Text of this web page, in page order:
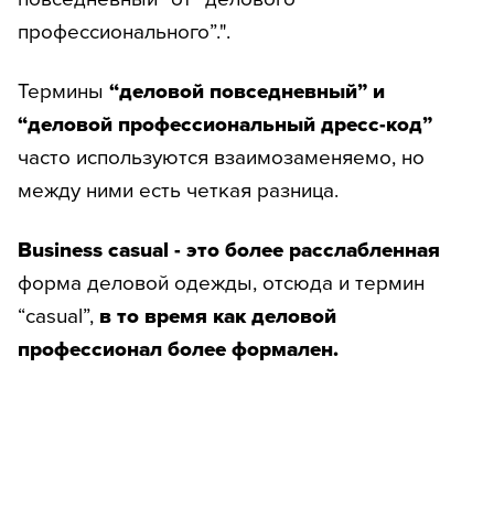
профессионального”.".
Термины “деловой повседневный” и
“деловой профессиональный дресс-код”
часто используются взаимозаменяемо, но
между ними есть четкая разница.
Business casual - это более расслабленная
форма деловой одежды, отсюда и термин
“casual”, в то время как деловой
профессионал более формален.